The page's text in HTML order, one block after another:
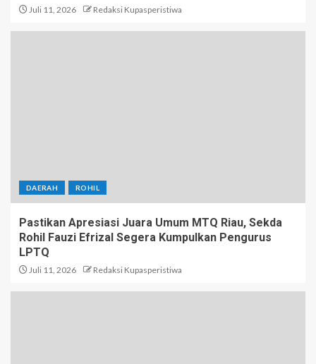
Juli 11, 2026 Redaksi Kupasperistiwa
DAERAH ROHIL
Pastikan Apresiasi Juara Umum MTQ Riau, Sekda
Rohil Fauzi Efrizal Segera Kumpulkan Pengurus
LPTQ
Juli 11, 2026 Redaksi Kupasperistiwa